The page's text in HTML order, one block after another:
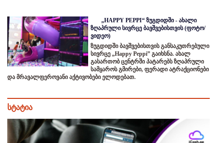
„HAPPY PEPPI“ ზუგდიდში - ახალი
ზღაპრული სივრცე ბავშვებისთვის (ფოტო/
ვიდეო)
ზუგდიდში ბავშვებისთვის განსაკუთრებული
სივრცე „Happy Peppi” გაიხსნა. ახალ
გასართობ ცენტრში პატარებს ზღაპრული
სამყაროს გმირები, ფერადი ატრაქციონები
და მრავალფეროვანი აქტივობები ელოდებათ.
სტატია